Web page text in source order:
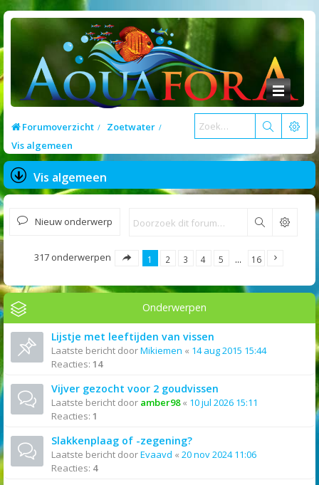
Forumoverzicht
Zoetwater
Vis algemeen
Vis algemeen
Nieuw onderwerp Zoek
317 onderwerpen 1 2 3 4 5 … 16
Onderwerpen
Lijstje met leeftijden van vissen
Laatste bericht doorMikiemen « 14 aug 2015 15:44
Reacties: 14
Vijver gezocht voor 2 goudvissen
Laatste bericht door amber98« 10 jul 2026 15:11
Reacties: 1
Slakkenplaag of -zegening?
Laatste bericht doorEvaavd « 20 nov 2024 11:06
Reacties: 4